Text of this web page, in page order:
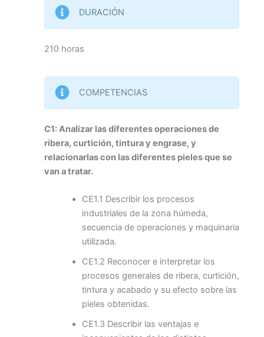
DURACIÓN
210 horas
COMPETENCIAS
C1: Analizar las diferentes operaciones de
ribera, curtición, tintura y engrase, y
relacionarlas con las diferentes pieles que se
van a tratar.
CE1.1 Describir los procesos
industriales de la zona húmeda,
secuencia de operaciones y maquinaria
utilizada.
CE1.2 Reconocer e interpretar los
procesos generales de ribera, curtición,
tintura y acabado y su efecto sobre las
pieles obtenidas.
CE1.3 Describir las ventajas e